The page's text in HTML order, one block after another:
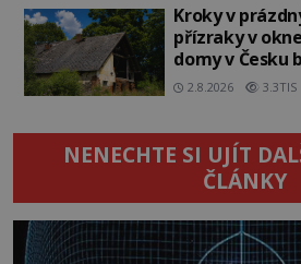
Kroky v
přízraky v
domy v Česku
2.8.2026 3.3TIS
NENECHTE SI UJÍT
ČLÁNKY